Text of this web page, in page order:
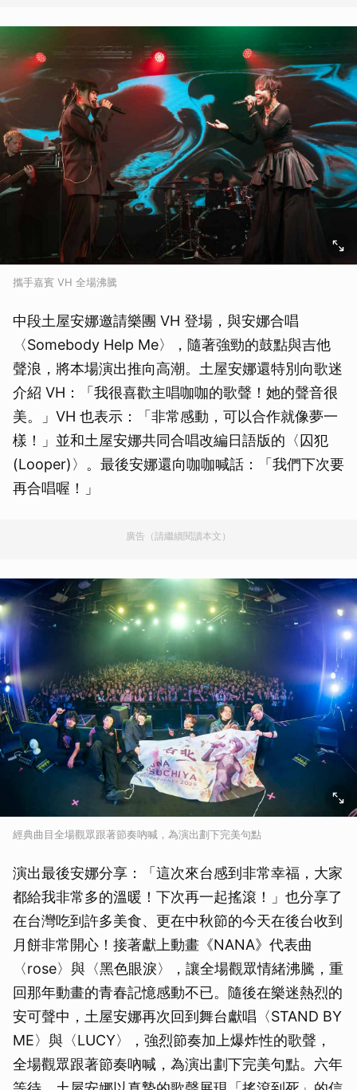
攜手嘉賓 VH 全場沸騰
中段土屋安娜邀請樂團 VH 登場，與安娜合唱
〈Somebody Help Me〉，隨著強勁的鼓點與吉他
聲浪，將本場演出推向高潮。土屋安娜還特別向歌迷
介紹 VH：「我很喜歡主唱咖咖的歌聲！她的聲音很
美。」VH 也表示：「非常感動，可以合作就像夢一
樣！」並和土屋安娜共同合唱改編日語版的〈囚犯
(Looper)〉。最後安娜還向咖咖喊話：「我們下次要
再合唱喔！」
廣告（請繼續閱讀本文）
經典曲目全場觀眾跟著節奏吶喊，為演出劃下完美句點
演出最後安娜分享：「這次來台感到非常幸福，大家
都給我非常多的溫暖！下次再一起搖滾！」也分享了
在台灣吃到許多美食、更在中秋節的今天在後台收到
月餅非常開心！接著獻上動畫《NANA》代表曲
〈rose〉與〈黑色眼淚〉，讓全場觀眾情緒沸騰，重
回那年動畫的青春記憶感動不已。隨後在樂迷熱烈的
安可聲中，土屋安娜再次回到舞台獻唱〈STAND BY
ME〉與〈LUCY〉，強烈節奏加上爆炸性的歌聲，
全場觀眾跟著節奏吶喊，為演出劃下完美句點。六年